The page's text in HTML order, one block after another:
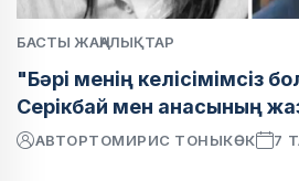
БАСТЫ ЖАҢАЛЫҚТАР
"Бәрі менің келісімімсіз
Серікбай мен анасының
АВТОРТОМИРИС ТОНЫКӨК 7